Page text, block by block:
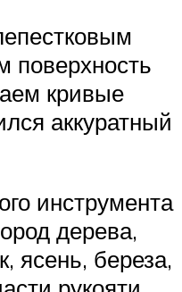
поверхность
кривые
аккуратный
инструмента
дерева,
ясень, береза,